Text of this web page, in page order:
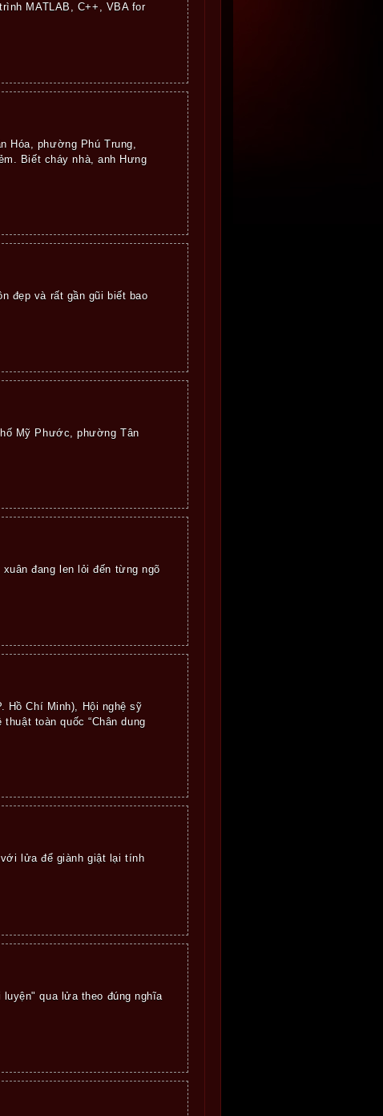
MATLAB, C++, VBA for
Hóa, phường Phú Trung,
Biết cháy nhà, anh Hưng
đẹp và rất gần gũi biết bao
Mỹ Phước, phường Tân
đang len lỏi đến từng ngõ
Hồ Chí Minh), Hội nghệ sỹ
toàn quốc “Chân dung
lửa để giành giật lại tính
qua lửa theo đúng nghĩa